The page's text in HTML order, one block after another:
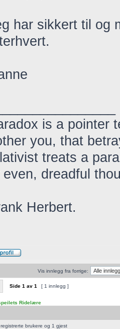
har sikkert til og
is a pointer
you, that
treats a
even, dreadful
Herbert.
Vis innlegg fra forrige:
Side 1 av 1 [ 1 innlegg ]
Ridelære
brukere og 1 gjest